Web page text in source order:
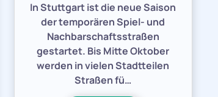
In Stuttgart ist die neue Saison
der temporären Spiel- und
Nachbarschaftsstraßen
gestartet. Bis Mitte Oktober
werden in vielen Stadtteilen
Straßen fü…